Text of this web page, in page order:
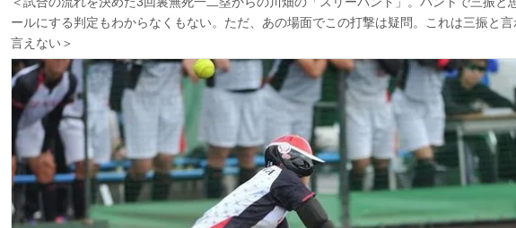
ールにする判定もわからなくもない。ただ、あの場面でこの打撃は疑問。これは三振と
言えない＞